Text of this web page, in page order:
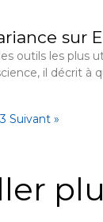
sur
outils les plus
il décrit à
Suivant »